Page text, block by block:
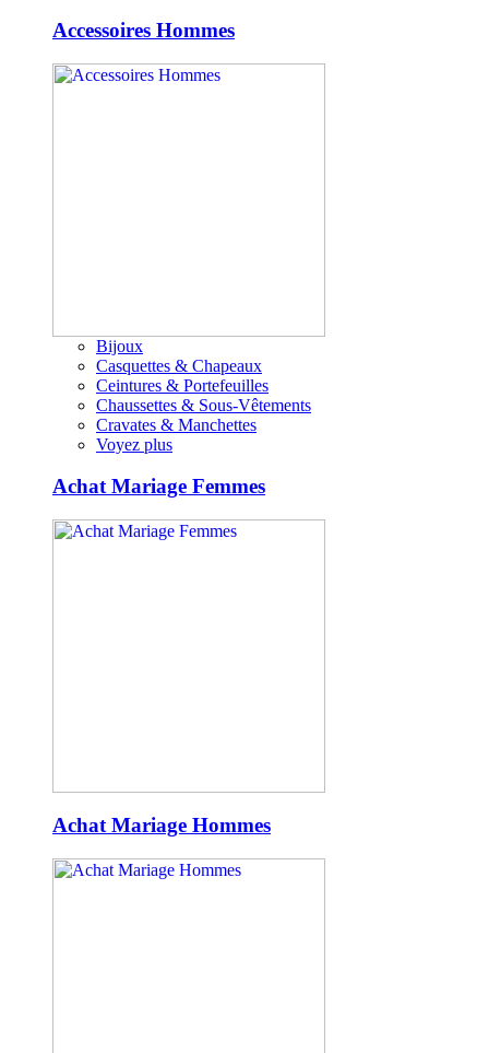
Accessoires Hommes
Bijoux
Casquettes & Chapeaux
Ceintures & Portefeuilles
Chaussettes & Sous-Vêtements
Cravates & Manchettes
Voyez plus
Achat Mariage Femmes
Achat Mariage Hommes